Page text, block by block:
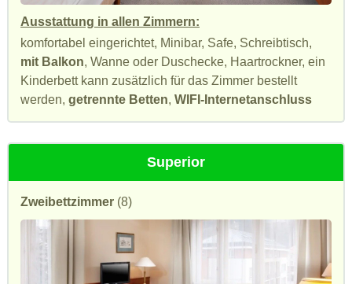
Ausstattung in allen Zimmern:
komfortabel eingerichtet, Minibar, Safe, Schreibtisch,
mit Balkon, Wanne oder Duschecke, Haartrockner, ein
Kinderbett kann zusätzlich für das Zimmer bestellt
werden, getrennte Betten, WIFI-Internetanschluss
Superior
Zweibettzimmer (8)